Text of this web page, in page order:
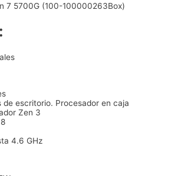
7 5700G (100-100000263Box)
de escritorio. Procesador en caja
Zen 3
4.6 GHz